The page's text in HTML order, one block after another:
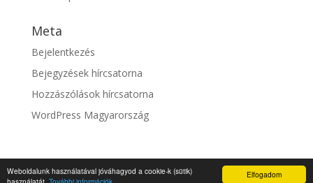
Elfogadom
Weboldalunk használatával jóváhagyod a cookie-k (sütik)
Meta
Bejelentkezés
Bejegyzések hírcsatorna
Hozzászólások hírcsatorna
WordPress Magyarország
© fixszolgaltato.hu | Impresszum